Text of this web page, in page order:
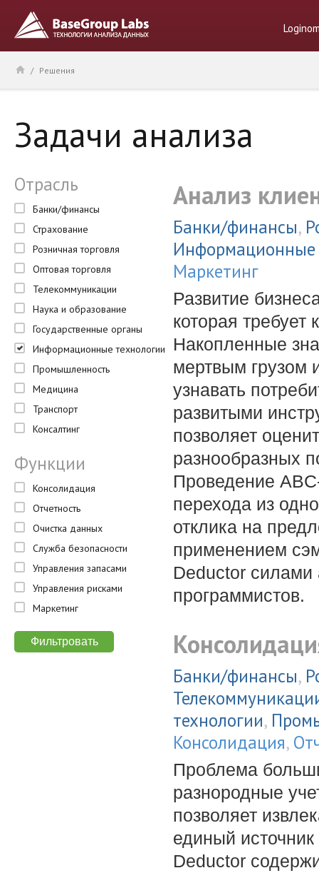
/ Решения
Задачи анализа
Отрасль
Банки/финансы
Страхование
Розничная торговля
Оптовая торговля
Телекоммуникации
Наука и образование
Государственные органы
Информационные технологии
Промышленность
Медицина
Транспорт
Консалтинг
Функции
Консолидация
Отчетность
Очистка данных
Служба безопасности
Управления запасами
Управления рисками
Маркетинг
Анализ
Банки/финансы,
Информационные
Маркетинг
Развитие
которая требует
Накопленные
мертвым грузом
узнавать
развитыми
позволяет
разнообразных
Проведение
перехода из
отклика на
применением
Deductor силами
программистов.
Банки/финансы,
технологии,
Консолидация,
Проблема
разнородные
позволяет
единый
Deductor